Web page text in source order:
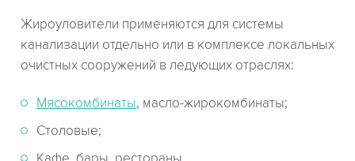
Жироуловители применяются для системы
канализации отдельно или в комплексе локальных
очистных сооружений в ледующих отраслях:
Мясокомбинаты, масло-жирокомбинаты;
Столовые;